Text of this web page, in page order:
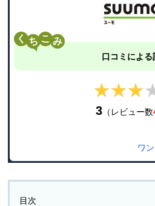
く こ
口コミによる
3 （レビュー数
ワ
目次